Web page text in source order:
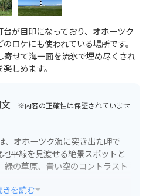
が目印になっており、オホーツク
ロケにも使われている場所です。
せて海一面を流氷で埋め尽くされ
しめます。
※内容の正確性は保証されていませ
、オホーツク海に突き出た岬で
平線を見渡せる絶景スポットと
緑の草原、青い空のコントラスト
きを読む